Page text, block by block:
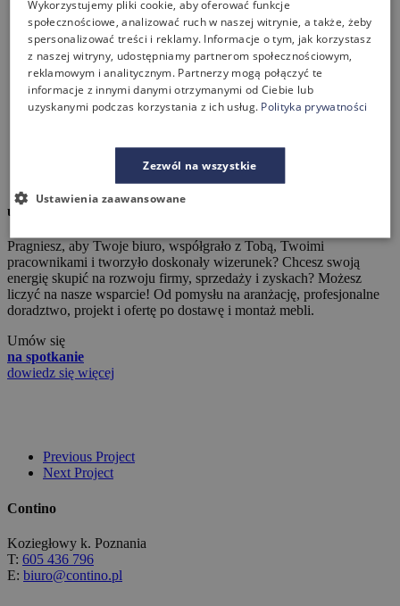
szafy biurowe z półkami na dokumenty
umebluj z nami biuro!
Pragniesz, aby Twoje biuro, współgrało z Tobą, Twoimi
pracownikami i tworzyło doskonały wizerunek? Chcesz swoją
energię skupić na rozwoju firmy, sprzedaży i zyskach? Możesz
liczyć na nasze wsparcie! Od pomysłu na aranżację, profesjonalne
doradztwo, projekt i ofertę po dostawę i montaż mebli.
Umów się
na spotkanie
dowiedz się więcej
Previous Project
Next Project
Contino
Koziegłowy k. Poznania
T: 605 436 796
E: biuro@contino.pl
Wykorzystujemy pliki cookie, aby oferować funkcje
społecznościowe, analizować ruch w naszej witrynie, a także, żeby
spersonalizować treści i reklamy. Informacje o tym, jak korzystasz
z naszej witryny, udostępniamy partnerom społecznościowym,
reklamowym i analitycznym. Partnerzy mogą połączyć te
informacje z innymi danymi otrzymanymi od Ciebie lub
uzyskanymi podczas korzystania z ich usług. Polityka prywatności
Zezwól na wszystkie
Ustawienia zaawansowane